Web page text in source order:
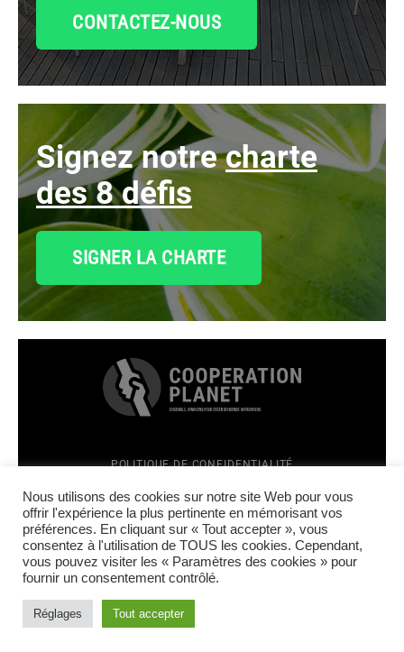
CONTACTEZ-NOUS
signez notrecharte
des 8 défis
SIGNER LA CHARTE
POLITIQUE DE CONFIDENTIALITÉ
CRÉATION SITE INTERNET : TÊTES À CLICS
FACEBOOK
LINKEDIN
INSTAGRAM
Top
Nous utilisons des cookies sur notre site Web pour vous
offrir l'expérience la plus pertinente en mémorisant vos
préférences. En cliquant sur « Tout accepter », vous
consentez à l'utilisation de TOUS les cookies. Cependant,
vous pouvez visiter les « Paramètres des cookies » pour
fournir un consentement contrôlé.
Réglages Tout accepter